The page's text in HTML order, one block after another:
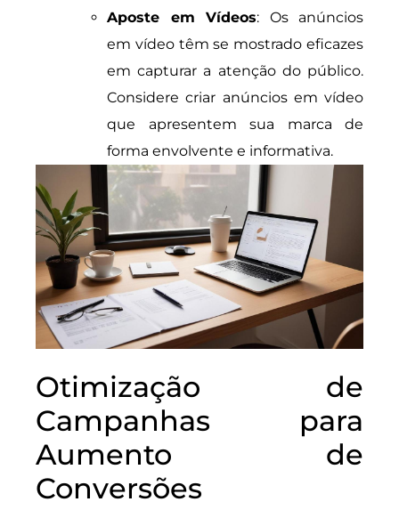
Aposte em Vídeos: Os anúncios
em vídeo têm se mostrado eficazes
em capturar a atenção do público.
Considere criar anúncios em vídeo
que apresentem sua marca de
forma envolvente e informativa.
Otimização de
Campanhas para
Aumento de
Conversões